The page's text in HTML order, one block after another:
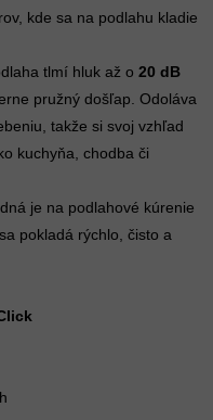
kde sa na podlahu kladie
tlmí hluk až o 20 dB
pružný došľap. Odoláva
takže si svoj vzhľad
kuchyňa, chodba či
je na podlahové kúrenie
pokladá rýchlo, čisto a